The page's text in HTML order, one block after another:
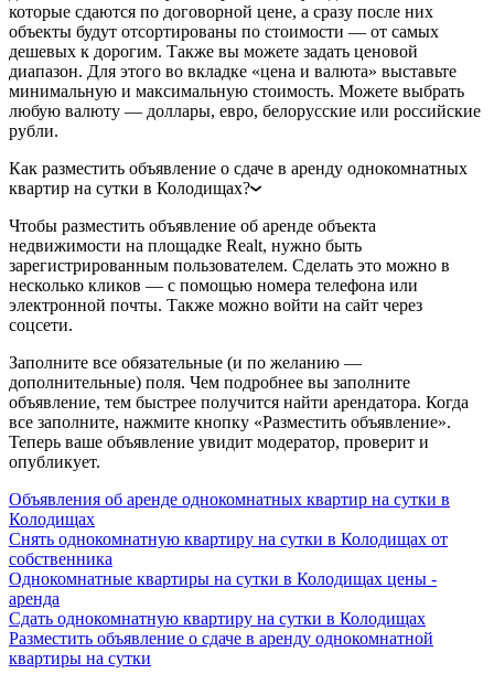
которые сдаются по договорной цене, а сразу после них
объекты будут отсортированы по стоимости — от самых
дешевых к дорогим. Также вы можете задать ценовой
диапазон. Для этого во вкладке «цена и валюта» выставьте
минимальную и максимальную стоимость. Можете выбрать
любую валюту — доллары, евро, белорусские или российские
рубли.
Как разместить объявление о сдаче в аренду однокомнатных
квартир на сутки в Колодищах?
Чтобы разместить объявление об аренде объекта
недвижимости на площадке Realt, нужно быть
зарегистрированным пользователем. Сделать это можно в
несколько кликов — с помощью номера телефона или
электронной почты. Также можно войти на сайт через
соцсети.
Заполните все обязательные (и по желанию —
дополнительные) поля. Чем подробнее вы заполните
объявление, тем быстрее получится найти арендатора. Когда
все заполните, нажмите кнопку «Разместить объявление».
Теперь ваше объявление увидит модератор, проверит и
опубликует.
Объявления об аренде однокомнатных квартир на сутки в
Колодищах
Снять однокомнатную квартиру на сутки в Колодищах от
собственника
Однокомнатные квартиры на сутки в Колодищах цены -
аренда
Сдать однокомнатную квартиру на сутки в Колодищах
Разместить объявление о сдаче в аренду однокомнатной
квартиры на сутки